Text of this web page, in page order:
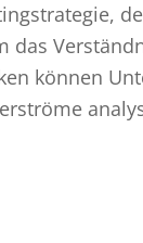
das
können